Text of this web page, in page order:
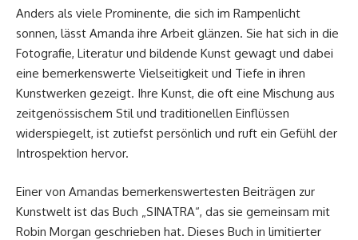
Anders als viele Prominente, die sich im Rampenlicht
sonnen, lässt Amanda ihre Arbeit glänzen. Sie hat sich in die
Fotografie, Literatur und bildende Kunst gewagt und dabei
eine bemerkenswerte Vielseitigkeit und Tiefe in ihren
Kunstwerken gezeigt. Ihre Kunst, die oft eine Mischung aus
zeitgenössischem Stil und traditionellen Einflüssen
widerspiegelt, ist zutiefst persönlich und ruft ein Gefühl der
Introspektion hervor.
Einer von Amandas bemerkenswertesten Beiträgen zur
Kunstwelt ist das Buch „SINATRA“, das sie gemeinsam mit
Robin Morgan geschrieben hat. Dieses Buch in limitierter